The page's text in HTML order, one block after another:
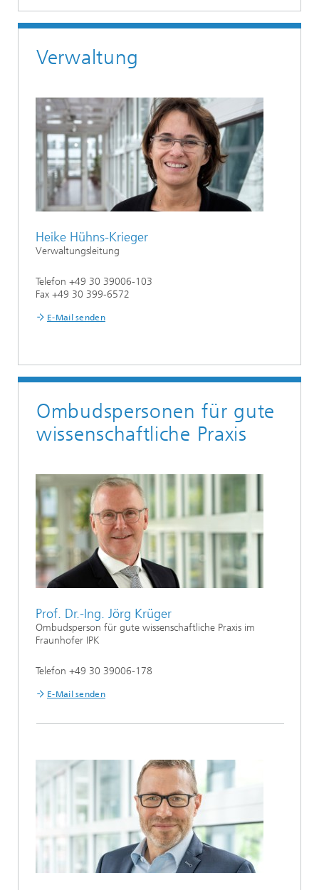
Verwaltung
Heike Hühns-Krieger
Verwaltungsleitung
Telefon +49 30 39006-103
Fax +49 30 399-6572
E-Mail senden
Ombudspersonen für gute
wissenschaftliche Praxis
Prof. Dr.-Ing. Jörg Krüger
Ombudsperson für gute wissenschaftliche Praxis im
Fraunhofer IPK
Telefon +49 30 39006-178
E-Mail senden